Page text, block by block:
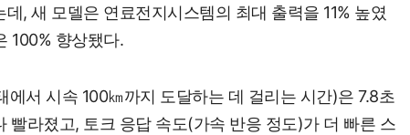
, 새 모델은 연료전지시스템의 최대 출력을 11% 높였
100% 향상됐다.
에서 시속 100㎞까지 도달하는 데 걸리는 시간)은 7.8초
빨라졌고, 토크 응답 속도(가속 반응 정도)가 더 빠른 스